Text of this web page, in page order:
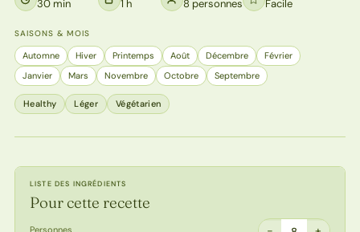
30 min 1 h 8 personnes Facile
SAISONS & MOIS
Automne Hiver Printemps Août Décembre
Février
Janvier
Mars Novembre Octobre Septembre
Healthy Léger Végétarien
LISTE DES INGRÉDIENTS
Pour cette recette